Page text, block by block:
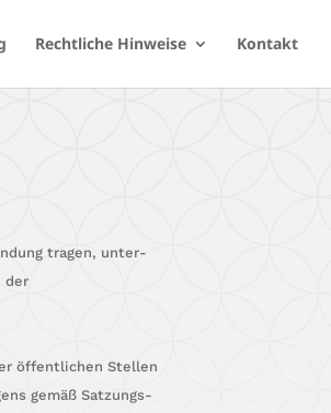
Rechtliche Hinweise Kontakt
tra­gen, unter­
der
öffent­li­chen Stellen
gemäß Sat­zungs­